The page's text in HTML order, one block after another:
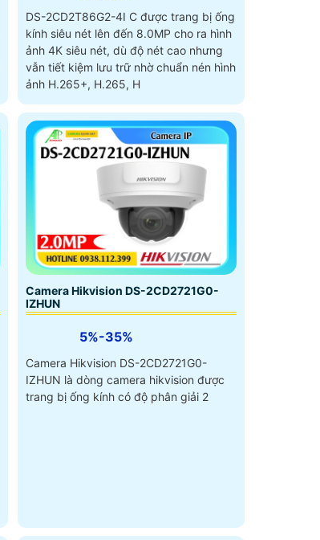
DS-2CD2T86G2-4I C được trang bị ống
kính siêu nét lên đến 8.0MP cho ra hình
ảnh 4K siêu nét, dù độ nét cao nhưng
vẫn tiết kiệm lưu trữ nhờ chuẩn nén hình
ảnh H.265+, H.265, H
Camera Hikvision DS-2CD2721G0-
IZHUN
5%-35%
Camera Hikvision DS-2CD2721G0-
IZHUN là dòng camera hikvision được
trang bị ống kính có độ phân giải 2